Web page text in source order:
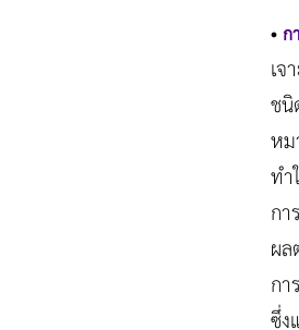
• ก
เ
ช
หม
ทำ
ก
ผ
ก
ซึ่ง